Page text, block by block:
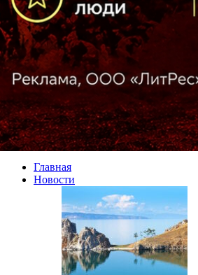
Главная
Новости